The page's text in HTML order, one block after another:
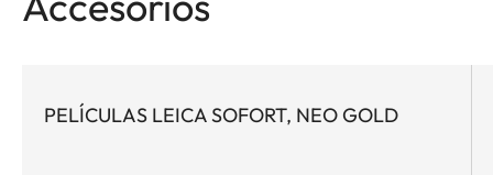
PELÍCULAS LEICA SOFORT, NEO GOLD